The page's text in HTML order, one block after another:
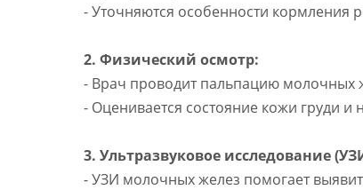
- Уточняются особенности кормления
2. Физический осмотр:
- Врач проводит пальпацию молочных
- Оценивается состояние кожи груди
3. Ультразвуковое исследование
- УЗИ молочных желез помогает